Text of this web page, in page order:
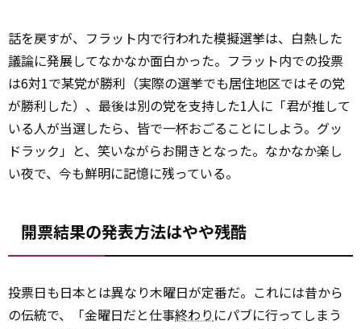
話を戻すが、フラット内で行われた模擬選挙は、白熱した
議論に発展してなかなか面白かった。フラット内での投票
は6対1で某党が勝利（実際の選挙でも居住地区ではその党
が勝利した）、最後は別の党を支持した1人に「君が推して
いる人が当選したら、皆で一杯おごることにしよう。グッ
ドラック」と、笑いながらお開きとなった。なかなか楽し
い夜で、今も鮮明に記憶に残っている。
開票結果の発表方法はやや残酷
投票日も日本とは異なり木曜日が定番だ。これには昔から
の伝統で、「金曜日だと仕事終わり にパブに行ってしまう